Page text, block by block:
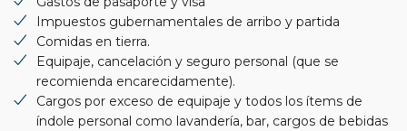
Impuestos gubernamentales de arribo y partida
Comidas en tierra.
Equipaje, cancelación y seguro personal (que se
recomienda encarecidamente).
Cargos por exceso de equipaje y todos los ítems de
índole personal como lavandería, bar, cargos de bebidas